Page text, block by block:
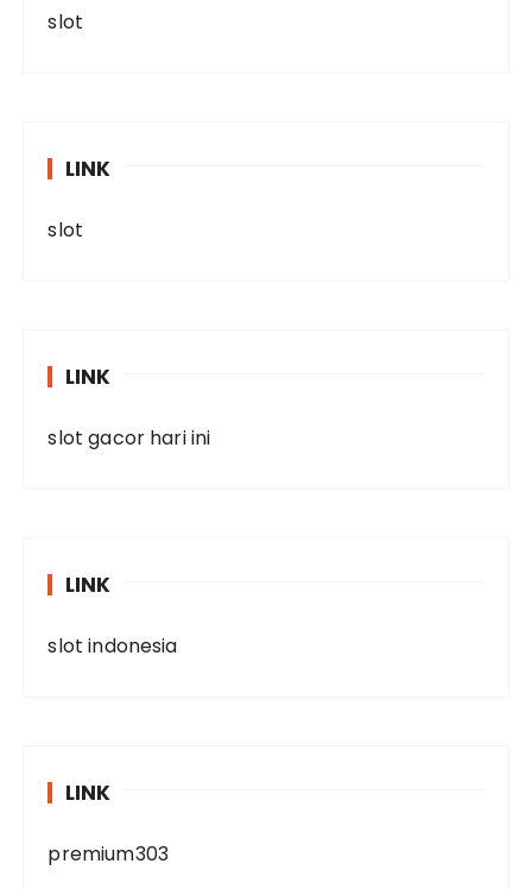
slot
LINK
slot
LINK
slot gacor hari ini
LINK
slot indonesia
LINK
premium303